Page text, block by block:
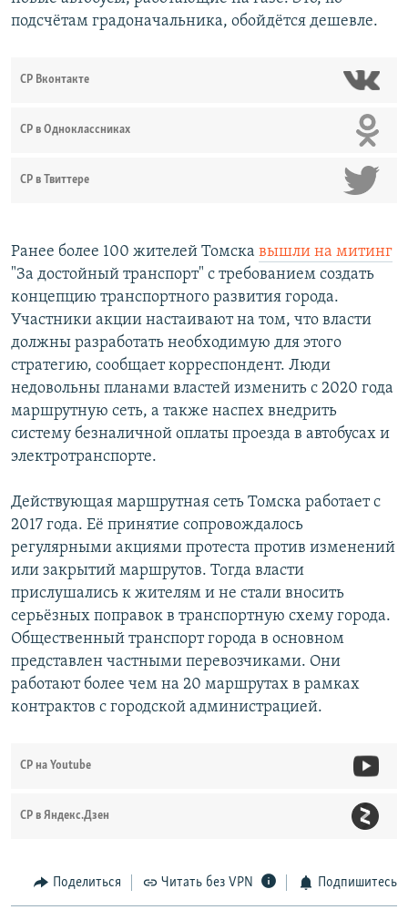
подсчётам градоначальника, обойдётся дешевле.
СР Вконтакте
СР в Одноклассниках
СР в Твиттере
Ранее более 100 жителей Томска вышли на митинг
"За достойный транспорт" с требованием создать
концепцию транспортного развития города.
Участники акции настаивают на том, что власти
должны разработать необходимую для этого
стратегию, сообщает корреспондент. Люди
недовольны планами властей изменить с 2020 года
маршрутную сеть, а также наспех внедрить
систему безналичной оплаты проезда в автобусах и
электротранспорте.
Действующая маршрутная сеть Томска работает с
2017 года. Её принятие сопровождалось
регулярными акциями протеста против изменений
или закрытий маршрутов. Тогда власти
прислушались к жителям и не стали вносить
серьёзных поправок в транспортную схему города.
Общественный транспорт города в основном
представлен частными перевозчиками. Они
работают более чем на 20 маршрутах в рамках
контрактов с городской администрацией.
СР на Youtube
СР в Яндекс.Дзен
Поделиться Читать без VPN Подпишитесь